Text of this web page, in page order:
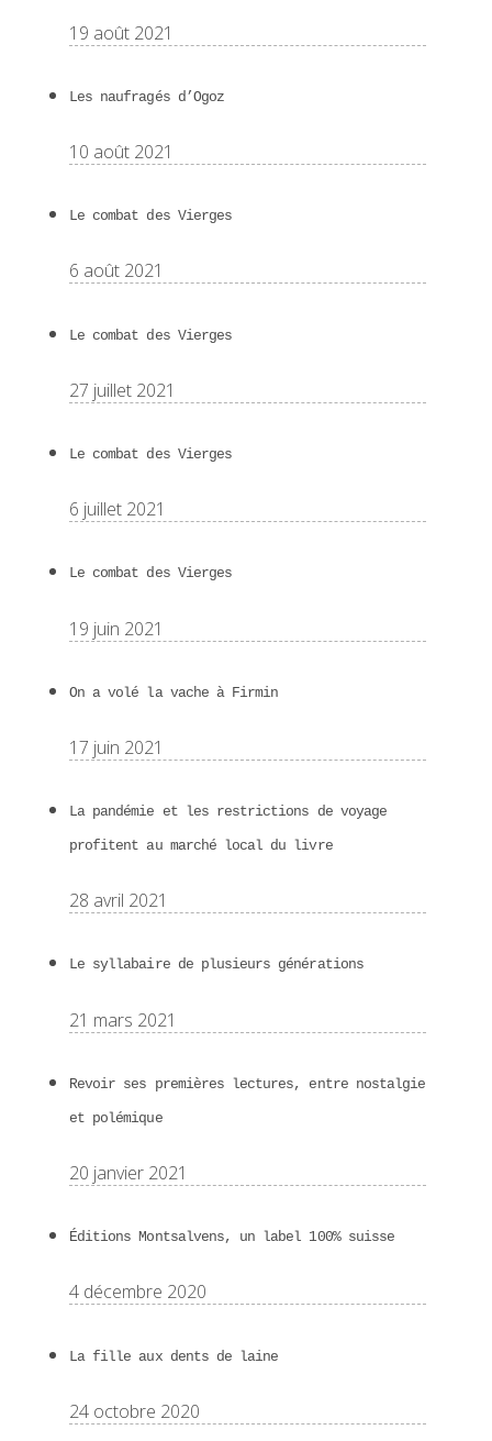
19 août 2021
Les naufragés d’Ogoz
10 août 2021
Le combat des Vierges
6 août 2021
Le combat des Vierges
27 juillet 2021
Le combat des Vierges
6 juillet 2021
Le combat des Vierges
19 juin 2021
On a volé la vache à Firmin
17 juin 2021
La pandémie et les restrictions de voyage
profitent au marché local du livre
28 avril 2021
Le syllabaire de plusieurs générations
21 mars 2021
Revoir ses premières lectures, entre nostalgie
et polémique
20 janvier 2021
Éditions Montsalvens, un label 100% suisse
4 décembre 2020
La fille aux dents de laine
24 octobre 2020